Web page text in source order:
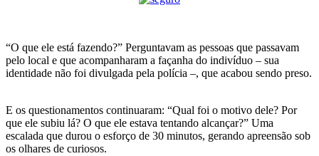
“O que ele está fazendo?” Perguntavam as pessoas que passavam
pelo local e que acompanharam a façanha do indivíduo – sua
identidade não foi divulgada pela polícia –, que acabou sendo preso.
E os questionamentos continuaram: “Qual foi o motivo dele? Por
que ele subiu lá? O que ele estava tentando alcançar?” Uma
escalada que durou o esforço de 30 minutos, gerando apreensão sob
os olhares de curiosos.